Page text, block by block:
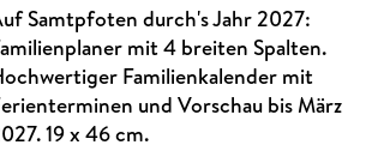
Samtpfoten durch's Jahr 2027:
mit 4 breiten Spalten.
Familienkalender mit
und Vorschau bis März
19 x 46 cm.